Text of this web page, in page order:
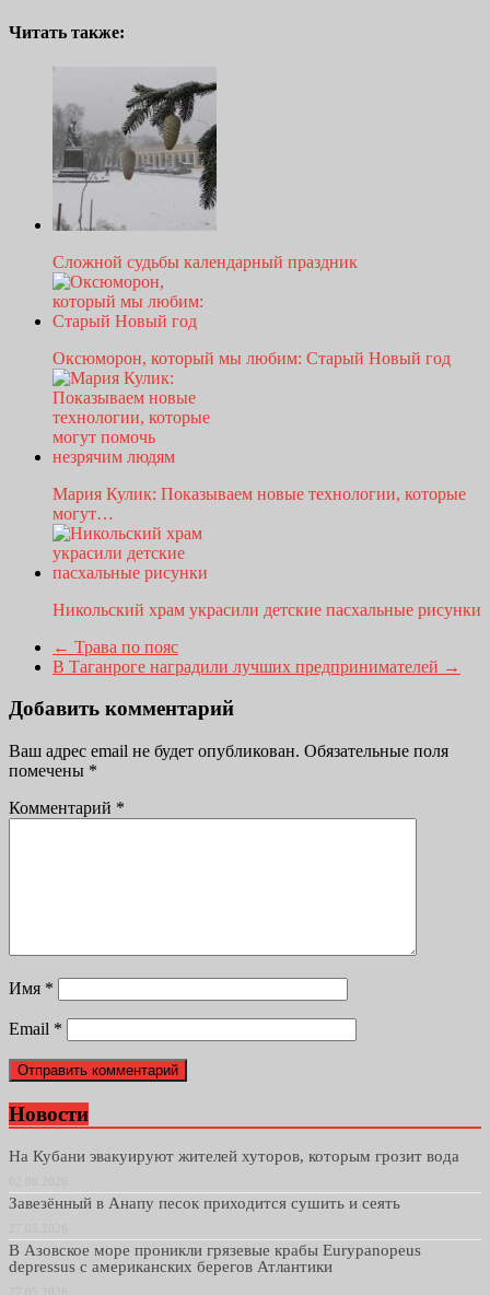
Читать также:
Сложной судьбы календарный праздник
Оксюморон, который мы любим: Старый Новый год
Мария Кулик: Показываем новые технологии, которые
могут…
Никольский храм украсили детские пасхальные рисунки
← Трава по пояс
В Таганроге наградили лучших предпринимателей →
Добавить комментарий
Ваш адрес email не будет опубликован. Обязательные поля
помечены *
Комментарий *
Имя *
Email *
Новости
На Кубани эвакуируют жителей хуторов, которым грозит вода
Завезённый в Анапу песок приходится сушить и сеять
В Азовское море проникли грязевые крабы Eurypanopeus
depressus с американских берегов Атлантики